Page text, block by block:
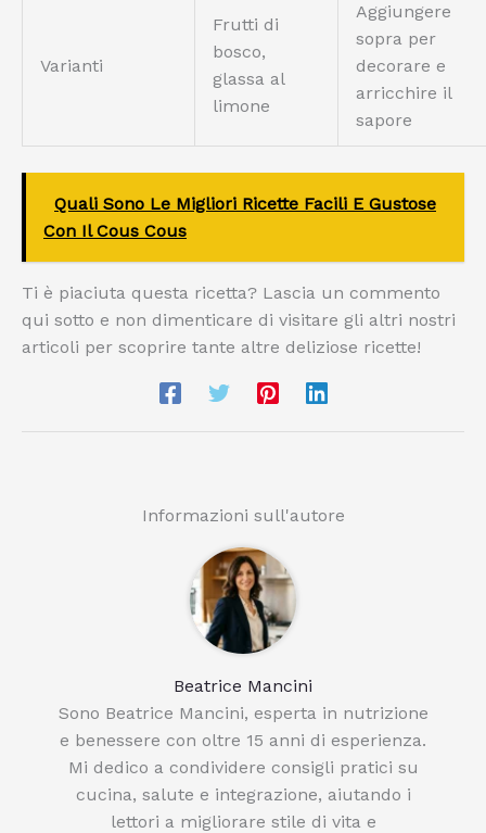
Varianti
Frutti di
bosco,
glassa al
limone
Aggiungere
sopra per
decorare e
arricchire il
sapore
Quali Sono Le Migliori Ricette Facili E Gustose
Con Il Cous Cous
Ti è piaciuta questa ricetta? Lascia un commento
qui sotto e non dimenticare di visitare gli altri nostri
articoli per scoprire tante altre deliziose ricette!
Informazioni sull'autore
Beatrice Mancini
Sono Beatrice Mancini, esperta in nutrizione
e benessere con oltre 15 anni di esperienza.
Mi dedico a condividere consigli pratici su
cucina, salute e integrazione, aiutando i
lettori a migliorare stile di vita e